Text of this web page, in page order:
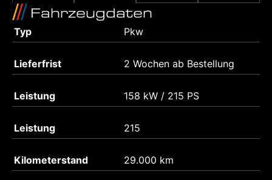
Fahrzeugdaten
Typ Pkw
Lieferfrist 2 Wochen ab Bestellung
Leistung 158 kW / 215 PS
Leistung 215
Kilometerstand 29.000 km